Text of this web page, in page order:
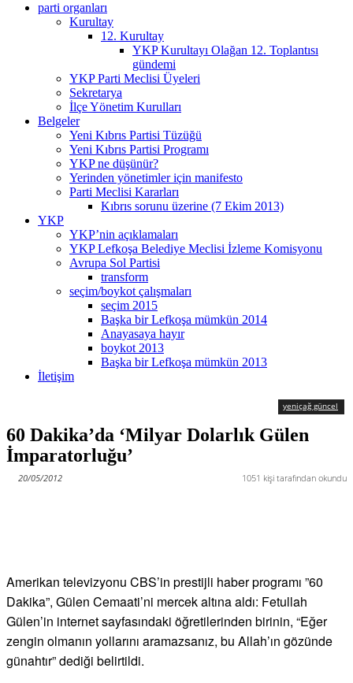
parti organları
Kurultay
12. Kurultay
YKP Kurultayı Olağan 12. Toplantısı
gündemi
YKP Parti Meclisi Üyeleri
Sekretarya
İlçe Yönetim Kurulları
Belgeler
Yeni Kıbrıs Partisi Tüzüğü
Yeni Kıbrıs Partisi Programı
YKP ne düşünür?
Yerinden yönetimler için manifesto
Parti Meclisi Kararları
Kıbrıs sorunu üzerine (7 Ekim 2013)
YKP
YKP’nin açıklamaları
YKP Lefkoşa Belediye Meclisi İzleme Komisyonu
Avrupa Sol Partisi
transform
seçim/boykot çalışmaları
seçim 2015
Başka bir Lefkoşa mümkün 2014
Anayasaya hayır
boykot 2013
Başka bir Lefkoşa mümkün 2013
İletişim
yeniçağ güncel
60 Dakika’da ‘Milyar Dolarlık Gülen
İmparatorluğu’
1051 kişi tarafından okundu
20/05/2012
Amerikan televizyonu CBS’in prestijli haber programı ”60
Dakika”, Gülen Cemaati’ni mercek altına aldı: Fetullah
Gülen’in internet sayfasındaki öğretilerinden birinin, “Eğer
zengin olmanın yollarını aramazsanız, bu Allah’ın gözünde
günahtır” dediği belirtildi.